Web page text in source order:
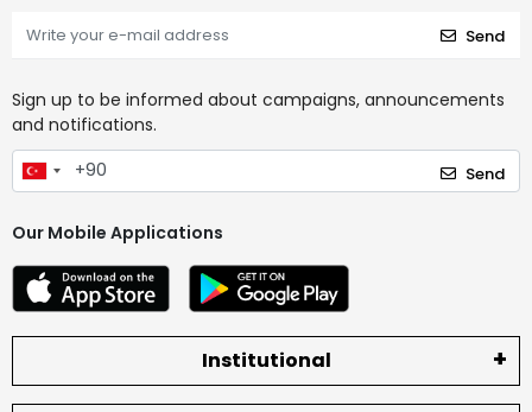
Send
Sign up to be informed about campaigns, announcements
and notifications.
Send
Our Mobile Applications
Institutional